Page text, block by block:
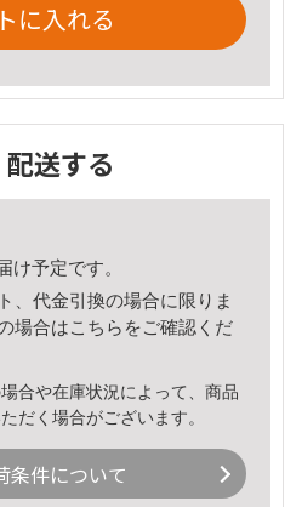
に入れる
配送する
け予定です。
、代金引換の場合に限りま
場合はこちら をご確認くだ
合や在庫状況によって、商品
だく場合がございます。
条件について